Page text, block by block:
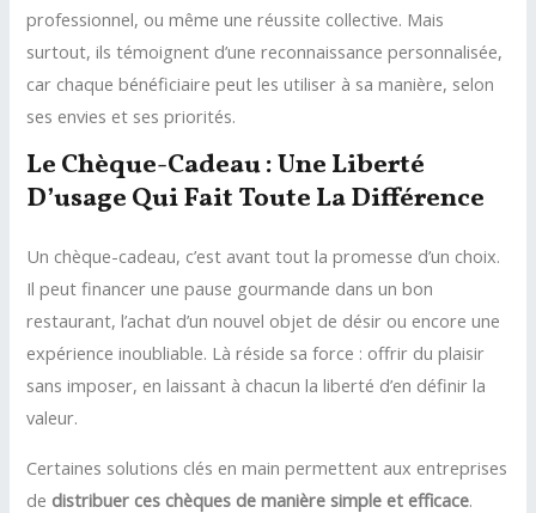
professionnel, ou même une réussite collective. Mais
surtout, ils témoignent d’une reconnaissance personnalisée,
car chaque bénéficiaire peut les utiliser à sa manière, selon
ses envies et ses priorités.
Le Chèque-Cadeau : Une Liberté
D’usage Qui Fait Toute La Différence
Un chèque-cadeau, c’est avant tout la promesse d’un choix.
Il peut financer une pause gourmande dans un bon
restaurant, l’achat d’un nouvel objet de désir ou encore une
expérience inoubliable. Là réside sa force : offrir du plaisir
sans imposer, en laissant à chacun la liberté d’en définir la
valeur.
Certaines solutions clés en main permettent aux entreprises
dedistribuer ces chèques de manière simple et efficace.